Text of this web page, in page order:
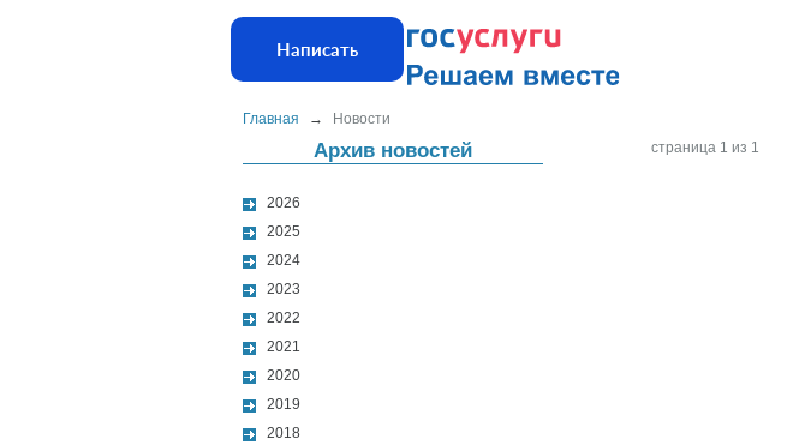
Написать
Главная → Новости
Архив новостей
2026
2025
2024
2023
2022
2021
2020
2019
2018
страница 1 из 1